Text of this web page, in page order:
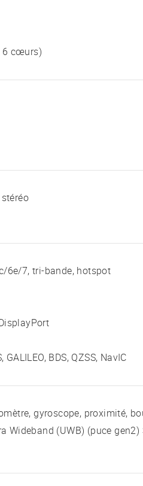
6 cœurs)
6e/7, tri-bande, hotspot
GALILEO, BDS, QZSS, NavIC
gyroscope, proximité,
Wideband (UWB) (puce